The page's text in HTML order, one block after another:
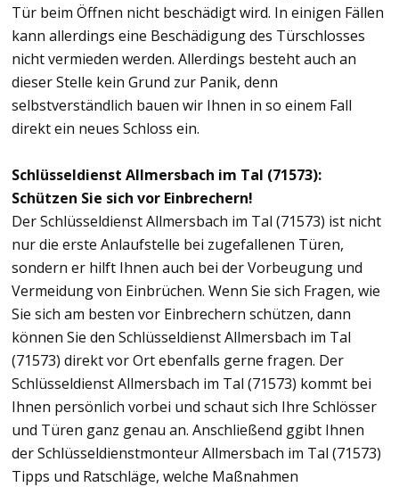
Tür beim Öffnen nicht beschädigt wird. In einigen Fällen
kann allerdings eine Beschädigung des Türschlosses
nicht vermieden werden. Allerdings besteht auch an
dieser Stelle kein Grund zur Panik, denn
selbstverständlich bauen wir Ihnen in so einem Fall
direkt ein neues Schloss ein.
Schlüsseldienst Allmersbach im Tal (71573):
Schützen Sie sich vor Einbrechern!
Der Schlüsseldienst Allmersbach im Tal (71573) ist nicht
nur die erste Anlaufstelle bei zugefallenen Türen,
sondern er hilft Ihnen auch bei der Vorbeugung und
Vermeidung von Einbrüchen. Wenn Sie sich Fragen, wie
Sie sich am besten vor Einbrechern schützen, dann
können Sie den Schlüsseldienst Allmersbach im Tal
(71573) direkt vor Ort ebenfalls gerne fragen. Der
Schlüsseldienst Allmersbach im Tal (71573) kommt bei
Ihnen persönlich vorbei und schaut sich Ihre Schlösser
und Türen ganz genau an. Anschließend ggibt Ihnen
der Schlüsseldienstmonteur Allmersbach im Tal (71573)
Tipps und Ratschläge, welche Maßnahmen